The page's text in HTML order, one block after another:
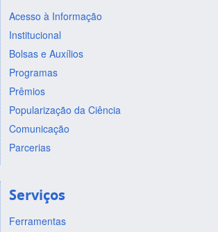
Acesso à Informação
Institucional
Bolsas e Auxílios
Programas
Prêmios
Popularização da Ciência
Comunicação
Parcerias
Serviços
Ferramentas